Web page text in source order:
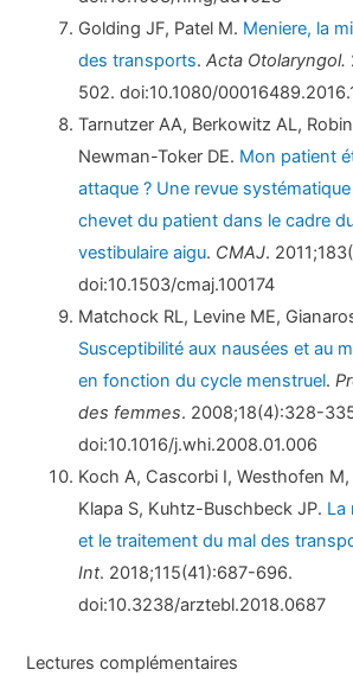
Golding JF, Patel M. Meniere, la
des transports.Acta Otolaryngol.
502. doi:10.1080/
Tarnutzer AA, Berkowitz AL,
Newman-Toker DE. Mon patient
attaque ? Une revue
chevet du patient dans le cadre
vestibulaire aigu. CMAJ.
doi:10.1503/cmaj.100174
Matchock RL, Levine ME,
Susceptibilité aux nausées et au
en fonction du cycle menstruel.
des femmes. 2008;18(4):328-
doi:10.1016/j.whi.2008.01.006
Koch A, Cascorbi I, Westhofen
Klapa S, Kuhtz-Buschbeck JP. La
et le traitement du mal des
Int. 2018;115(41):687-696.
doi:10.3238/arztebl.2018.0687
Lectures complémentaires